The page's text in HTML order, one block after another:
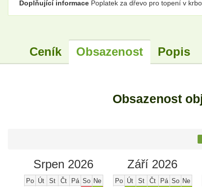
Doplňující informace Poplatek za dřevo pro topení v
Ceník Obsazenost Popis
Obsazenost
Srpen 2026
Po Út St Čt Pá So Ne
Září 2026
Po Út St Čt Pá So Ne